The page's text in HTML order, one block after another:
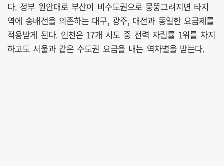
다. 정부 원안대로 부산이 비수도권으로 뭉뚱그려지면 타지
역에 송배전을 의존하는 대구, 광주, 대전과 동일한 요금제를
적용받게 된다. 인천은 17개 시도 중 전력 자립률 1위를 차지
하고도 서울과 같은 수도권 요금을 내는 역차별을 받는다.